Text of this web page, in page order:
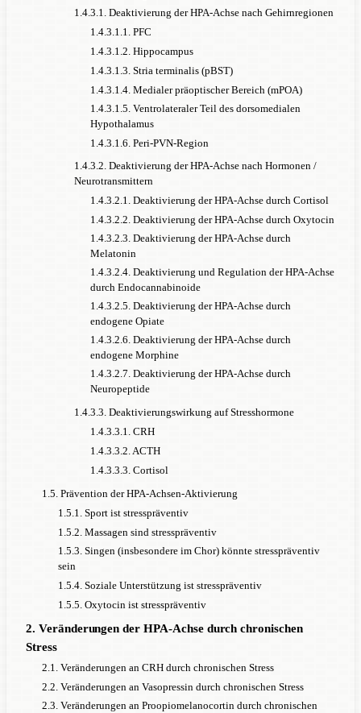
1.4.3.1. Deaktivierung der HPA-Achse nach Gehirnregionen
1.4.3.1.1. PFC
1.4.3.1.2. Hippocampus
1.4.3.1.3. Stria terminalis (pBST)
1.4.3.1.4. Medialer präoptischer Bereich (mPOA)
1.4.3.1.5. Ventrolateraler Teil des dorsomedialen
Hypothalamus
1.4.3.1.6. Peri-PVN-Region
1.4.3.2. Deaktivierung der HPA-Achse nach Hormonen /
Neurotransmittern
1.4.3.2.1. Deaktivierung der HPA-Achse durch Cortisol
1.4.3.2.2. Deaktivierung der HPA-Achse durch Oxytocin
1.4.3.2.3. Deaktivierung der HPA-Achse durch
Melatonin
1.4.3.2.4. Deaktivierung und Regulation der HPA-Achse
durch Endocannabinoide
1.4.3.2.5. Deaktivierung der HPA-Achse durch
endogene Opiate
1.4.3.2.6. Deaktivierung der HPA-Achse durch
endogene Morphine
1.4.3.2.7. Deaktivierung der HPA-Achse durch
Neuropeptide
1.4.3.3. Deaktivierungswirkung auf Stresshormone
1.4.3.3.1. CRH
1.4.3.3.2. ACTH
1.4.3.3.3. Cortisol
1.5. Prävention der HPA-Achsen-Aktivierung
1.5.1. Sport ist stresspräventiv
1.5.2. Massagen sind stresspräventiv
1.5.3. Singen (insbesondere im Chor) könnte stresspräventiv
sein
1.5.4. Soziale Unterstützung ist stresspräventiv
1.5.5. Oxytocin ist stresspräventiv
2. Veränderungen der HPA-Achse durch chronischen
Stress
2.1. Veränderungen an CRH durch chronischen Stress
2.2. Veränderungen an Vasopressin durch chronischen Stress
2.3. Veränderungen an Proopiomelanocortin durch chronischen